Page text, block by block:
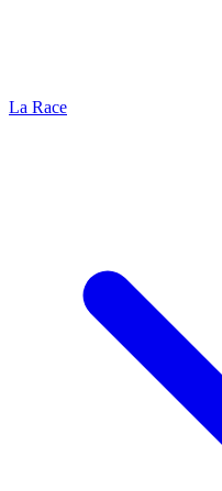
La Race